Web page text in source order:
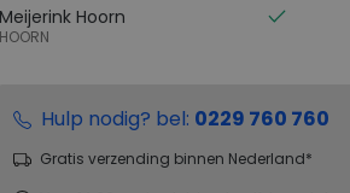
Meijerink Hoorn
HOORN
Hulp nodig? bel: 0229 760 760
Gratis verzending binnen Nederland*